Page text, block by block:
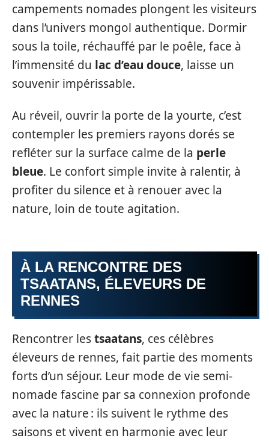
campements nomades plongent les visiteurs
dans l’univers mongol authentique. Dormir
sous la toile, réchauffé par le poêle, face à
l’immensité du lac d’eau douce, laisse un
souvenir impérissable.
Au réveil, ouvrir la porte de la yourte, c’est
contempler les premiers rayons dorés se
refléter sur la surface calme de la perle
bleue. Le confort simple invite à ralentir, à
profiter du silence et à renouer avec la
nature, loin de toute agitation.
À LA RENCONTRE DES
TSAATANS, ÉLEVEURS DE
RENNES
Rencontrer lestsaatans, ces célèbres
éleveurs de rennes, fait partie des moments
forts d’un séjour. Leur mode de vie semi-
nomade fascine par sa connexion profonde
avec la nature : ils suivent le rythme des
saisons et vivent en harmonie avec leur